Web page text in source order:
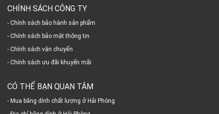
CHÍNH SÁCH CÔNG TY
- Chính sách bảo hành sản phẩm
- Chính sách bảo mật thông tin
- Chính sách vận chuyển
- Chính sách ưu đãi khuyến mãi
CÓ THỂ BẠN QUAN TÂM
- Mua băng dính chất lượng ở Hải Phòng